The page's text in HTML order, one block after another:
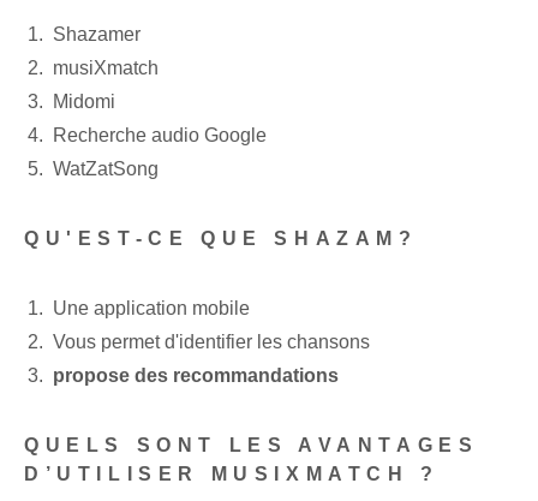
Shazamer
musiXmatch
Midomi
Recherche audio Google
WatZatSong
QU'EST-CE QUE SHAZAM?
Une application mobile
Vous permet d'identifier les chansons
propose des recommandations
QUELS SONT LES AVANTAGES
D’UTILISER MUSIXMATCH ?